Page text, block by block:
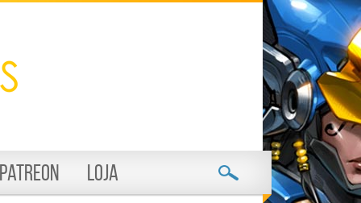
Patreon Loja